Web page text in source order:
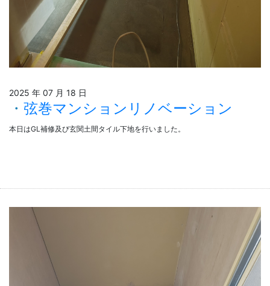
2025 年 07 月 18 日
弦巻マンションリノベーション
本日はGL補修及び玄関土間タイル下地を行いました。